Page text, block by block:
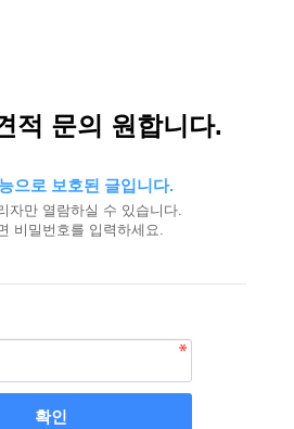
적 문의 원합니다.
으로 보호된 글입니다.
자만 열람하실 수 있습니다.
비밀번호를 입력하세요.